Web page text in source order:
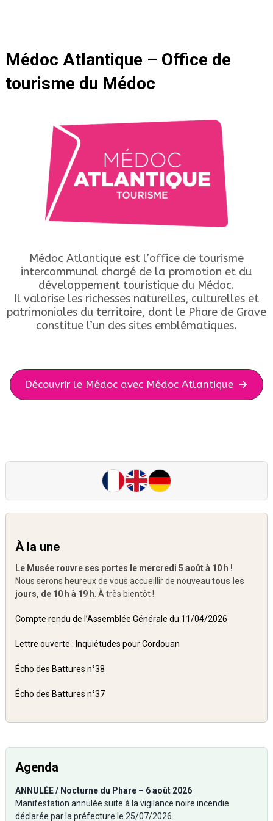
Médoc Atlantique – Office de
tourisme du Médoc
Médoc Atlantique est l’office de tourisme
intercommunal chargé de la promotion et du
développement touristique du Médoc.
Il valorise les richesses naturelles, culturelles et
patrimoniales du territoire, dont le Phare de Grave
constitue l’un des sites emblématiques.
Découvrir le Médoc avec Médoc Atlantique
À la une
Le Musée rouvre ses portes le mercredi 5 août à 10 h !
Nous serons heureux de vous accueillir de nouveau tous les
jours, de 10 h à 19 h . À très bientôt !
Compte rendu de l’Assemblée Générale du 11/04/2026
Lettre ouverte : Inquiétudes pour Cordouan
Écho des Battures n°38
Écho des Battures n°37
Agenda
ANNULÉE / Nocturne du Phare – 6 août 2026
Manifestation annulée suite à la vigilance noire incendie
déclarée par la préfecture le 25/07/2026.